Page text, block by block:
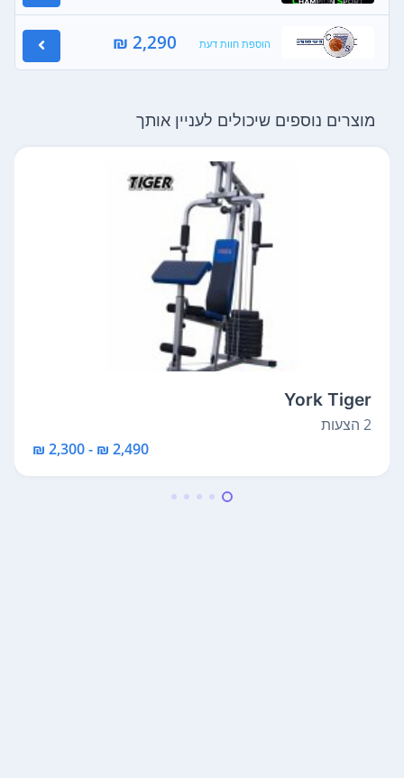
הוספת חוות דעת 2,290 ₪
מוצרים נוספים שיכולים לעניין אותך
York Tiger
2 הצעות
2,490 ₪ - 2,300 ₪